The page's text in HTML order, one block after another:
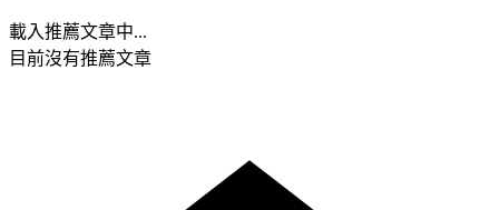
載入推薦文章中...
目前沒有推薦文章